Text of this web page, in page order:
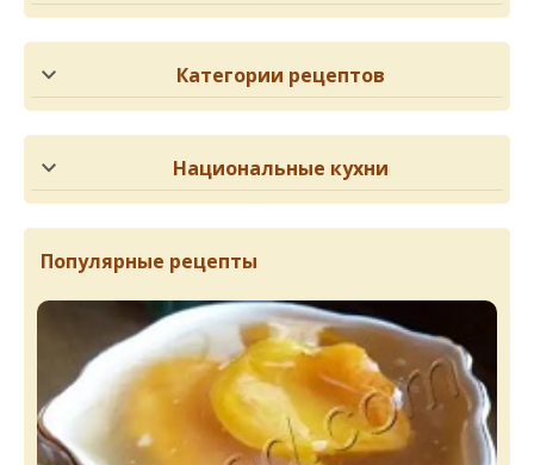
Категории рецептов
Национальные кухни
Популярные рецепты